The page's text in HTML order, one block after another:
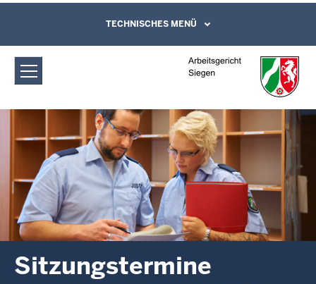
Arbeitsgericht Siegen: Sitzungstermine
Direkt zum Inhalt
Leichte Sprache, Gebärdensprachenvideo
und Kontaktformular
TECHNISCHES MENÜ
Sitzungstermine